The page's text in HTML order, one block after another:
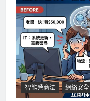
智能營商法 網絡安全